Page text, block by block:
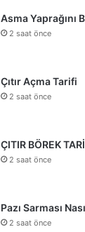
Asma Yaprağını
2 saat önce
Çıtır Açma Tarifi
2 saat önce
ÇITIR BÖREK
2 saat önce
Pazı Sarması
2 saat önce